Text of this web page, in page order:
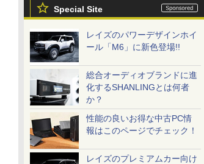
Special Site
レイズのパワーデザインホイ
ール「M6」に新色登場!!
総合オーディオブランドに進
化するSHANLINGとは何者
か？
性能の良いお得な中古PC情
報はこのページでチェック！
レイズのプレミアムカー向け